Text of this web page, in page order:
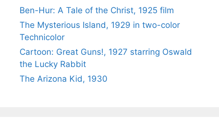
Ben-Hur: A Tale of the Christ, 1925 film
The Mysterious Island, 1929 in two-color
Technicolor
Cartoon: Great Guns!, 1927 starring Oswald
the Lucky Rabbit
The Arizona Kid, 1930